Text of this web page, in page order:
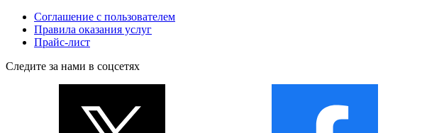
Соглашение с пользователем
Правила оказания услуг
Прайс-лист
Следите за нами в соцсетях